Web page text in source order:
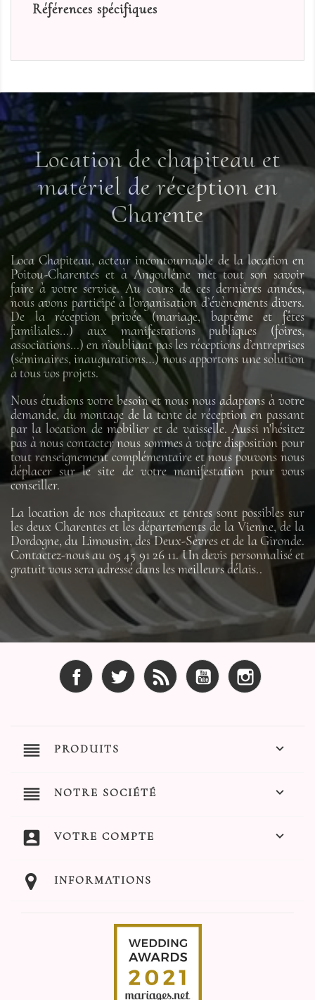
Références spécifiques
Location de chapiteau et
matériel de réception en
Charente
Loca Chapiteau, acteur incontournable de la location en
Poitou-Charentes et à Angoulême met tout son savoir
faire à votre service. Au cours de ces dernières années,
nous avons participé à l'organisation d’évènements divers.
De la réception privée (mariage, baptême et fêtes
familiales…) aux manifestations publiques (foires,
associations…) en n’oubliant pas les réceptions d’entreprises
(séminaires, inaugurations…) nous apportons une solution
à tous vos projets.
Nous étudions votre besoin et nous nous adaptons à votre
demande, du montage de la tente de réception en passant
par la location de mobilier et de vaisselle. Aussi n'hésitez
pas à nous contacter nous sommes à votre disposition pour
tout renseignement complémentaire et nous pouvons nous
déplacer sur le site de votre manifestation pour vous
conseiller.
La location de nos chapiteaux et tentes sont possibles sur
les deux Charentes et les départements de la Vienne, de la
Dordogne, du Limousin, des Deux-Sèvres et de la Gironde.
Contactez-nous au 05 45 91 26 11. Un devis personnalisé et
gratuit vous sera adressé dans les meilleurs délais..
Facebook Twitter Rss YouTube
reorder PRODUITS 
reorder NOTRE SOCIÉTÉ 
account_box VOTRE COMPTE 
INFORMATIONS